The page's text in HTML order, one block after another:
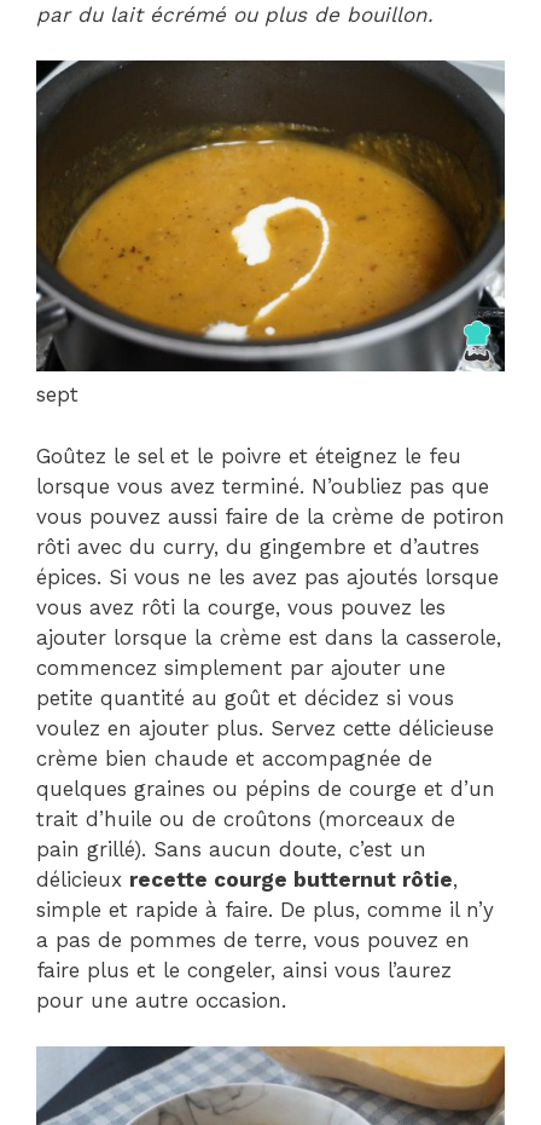
par du lait écrémé ou plus de bouillon.
sept
Goûtez le sel et le poivre et éteignez le feu
lorsque vous avez terminé. N’oubliez pas que
vous pouvez aussi faire de la crème de potiron
rôti avec du curry, du gingembre et d’autres
épices. Si vous ne les avez pas ajoutés lorsque
vous avez rôti la courge, vous pouvez les
ajouter lorsque la crème est dans la casserole,
commencez simplement par ajouter une
petite quantité au goût et décidez si vous
voulez en ajouter plus. Servez cette délicieuse
crème bien chaude et accompagnée de
quelques graines ou pépins de courge et d’un
trait d’huile ou de croûtons (morceaux de
pain grillé). Sans aucun doute, c’est un
délicieux recette courge butternut rôtie,
simple et rapide à faire. De plus, comme il n’y
a pas de pommes de terre, vous pouvez en
faire plus et le congeler, ainsi vous l’aurez
pour une autre occasion.